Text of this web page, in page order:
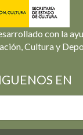
con la
Cultura y
EN